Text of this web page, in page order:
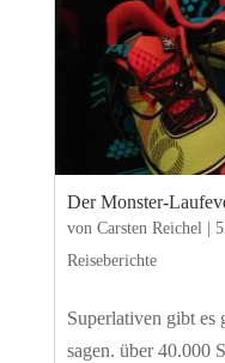
Der Monster-
von Carsten Reichel|
Reiseberichte
Superlativen gibt es
sagen. über 40.000